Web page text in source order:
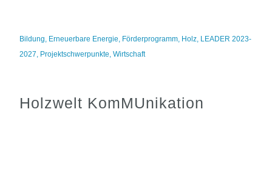
Bildung, Erneuerbare Energie, Förderprogramm, Holz, LEADER 2023-
2027, Projektschwerpunkte,Wirtschaft
Holzwelt KomMUnikation